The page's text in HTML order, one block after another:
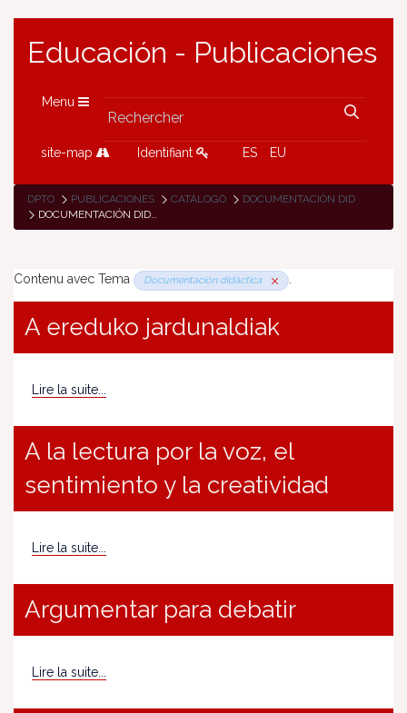
Educación - Publicaciones
Menu
site-map Identifiant ES EU
DPTO PUBLICACIONES CATÁLOGO
DOCUMENTACIÓN DIDÁCTICA
DOCUMENTACIÓN DIDÁCTICA
Contenu avec Tema Documentación didáctica .
A ereduko jardunaldiak
Lire la suite...
A la lectura por la voz, el
sentimiento y la creatividad
Lire la suite...
Argumentar para debatir
Lire la suite...